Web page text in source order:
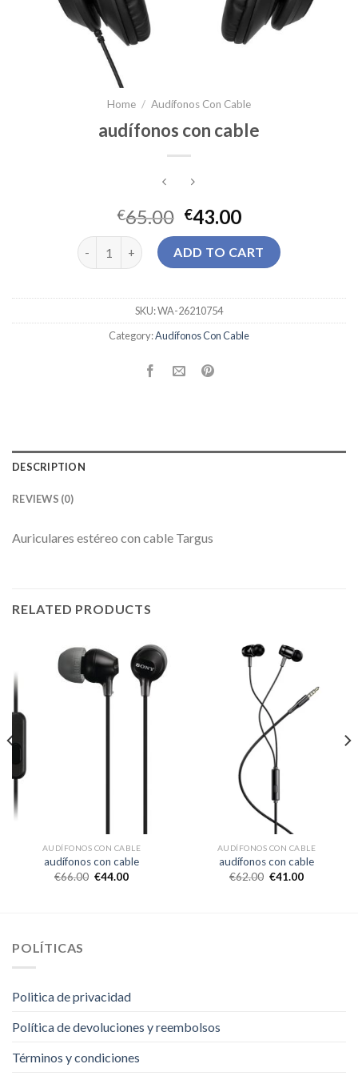
Home / Audífonos Con Cable
audífonos con cable
€65.00 €43.00
audífonos con cable quantity
ADD TO CART
SKU:WA-26210754
Category:Audífonos Con Cable
DESCRIPTION
REVIEWS (0)
Auriculares estéreo con cable Targus
RELATED PRODUCTS
AUDÍFONOS CON CABLE
audífonos con cable
€66.00 €44.00
AUDÍFONOS CON CABLE
audífonos con cable
€62.00 €41.00
POLÍTICAS
Politica de privacidad
Política de devoluciones y reembolsos
Términos y condiciones